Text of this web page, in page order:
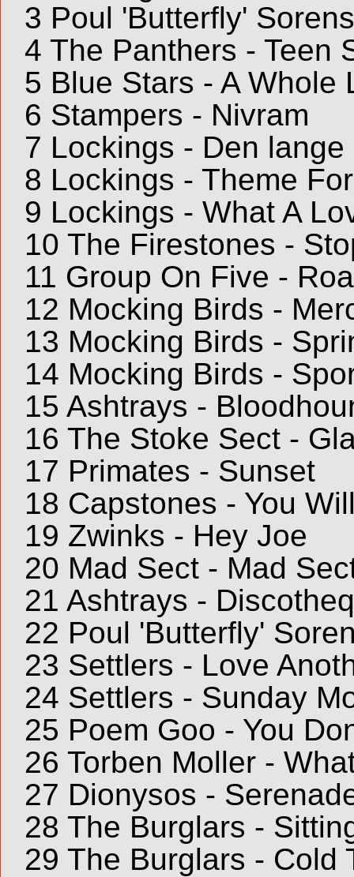
3 Poul 'Butterfly'
4 The Panthers - Teen
5 Blue Stars - A Whole
6 Stampers - Nivram
7 Lockings - Den lange
8 Lockings - Theme
9 Lockings - What A
10 The Firestones -
11 Group On Five -
12 Mocking Birds -
13 Mocking Birds -
14 Mocking Birds -
15 Ashtrays -
16 The Stoke Sect -
17 Primates - Sunset
18 Capstones - You
19 Zwinks - Hey Joe
20 Mad Sect - Mad
21 Ashtrays -
22 Poul 'Butterfly'
23 Settlers - Love
24 Settlers - Sunday
25 Poem Goo - You
26 Torben Moller -
27 Dionysos -
28 The Burglars -
29 The Burglars - Cold